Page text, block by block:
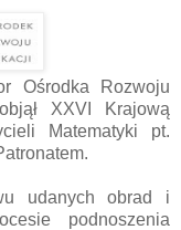
Ośrodka Rozwoju
XXVI Krajową
Matematyki pt.
udanych obrad i
podnoszenia